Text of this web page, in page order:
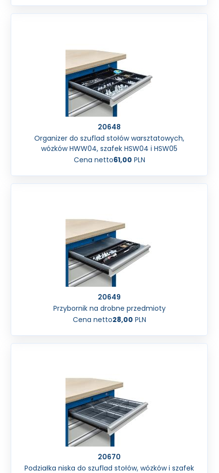
20648
Organizer do szuflad stołów warsztatowych,
wózków HWW04, szafek HSW04 i HSW05
Cena netto61,00 PLN
20649
Przybornik na drobne przedmioty
Cena netto28,00 PLN
20670
Podziałka niska do szuflad stołów, wózków i szafek